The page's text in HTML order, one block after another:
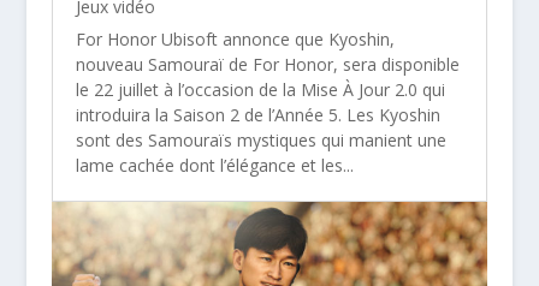
Jeux vidéo
For Honor Ubisoft annonce que Kyoshin,
nouveau Samouraï de For Honor, sera disponible
le 22 juillet à l’occasion de la Mise À Jour 2.0 qui
introduira la Saison 2 de l’Année 5. Les Kyoshin
sont des Samouraïs mystiques qui manient une
lame cachée dont l’élégance et les...